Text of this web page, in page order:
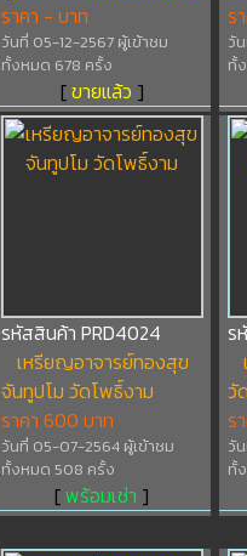
ราคา - บาท
วันที่ 05-12-2567 ผู้เข้าชม
ทั้งหมด 678 ครั้ง
[ขายแล้ว ]
ร
วั
ทั้
รหัสสินค้า PRD4024
เหรียญอาจารย์ทองสุข
จันทูปโม วัดโพธิ์งาม
ราคา 600 บาท
วันที่ 05-07-2564 ผู้เข้าชม
ทั้งหมด 508 ครั้ง
[พร้อมเช่า ]
ร
วั
ร
วั
ทั้